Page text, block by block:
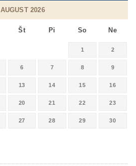
AUGUST 2026
Št Pi So Ne
1 2
6 7 8 9
13 14 15 16
20 21 22 23
27 28 29 30